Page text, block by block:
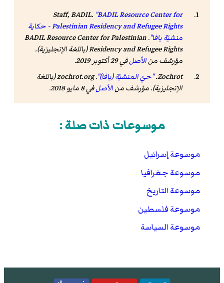
Staff, BADIL. "BADIL Resource Center for
Palestinian Residency and Refugee Rights - حكاية
منشيّة يافا".
BADIL Resource Center for Palestinian
Residency and Refugee Rights(باللغة الإنجليزية).
مؤرشف منالأصلفي 29 أكتوبر 2019
.
Zochrot. "حيّ المنشيّة (يافا)".
zochrot.org(باللغة
الإنجليزية). مؤرشف منالأصلفي 8 مايو 2018 .
موسوعات ذات صلة :
موسوعة إسرائيل
موسوعة جغرافيا
موسوعة التاريخ
موسوعة فلسطين
موسوعة السياسة